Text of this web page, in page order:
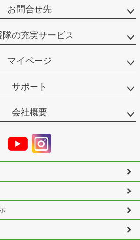
お問合せ先
隊の充実サービス
マイページ
サポート
会社概要